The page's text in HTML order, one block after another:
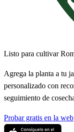
Listo para cultivar
Agrega la planta a tu
personalizado con
seguimiento de
Probar gratis en la web